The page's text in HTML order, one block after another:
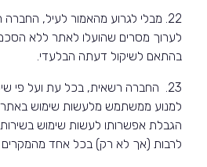
22. מבלי לגרוע מהאמור לעיל,
לערוך מסרים שהועלו לאתר ללא
בהתאם לשיקול דעתה הבלעדי.
23. החברה רשאית, בכל עת ועל פי
למנוע ממשתמש מלעשות שימוש
הגבלת אפשרותו לעשות שימוש
לרבות (אך לא רק) בכל אחד מהמקרים